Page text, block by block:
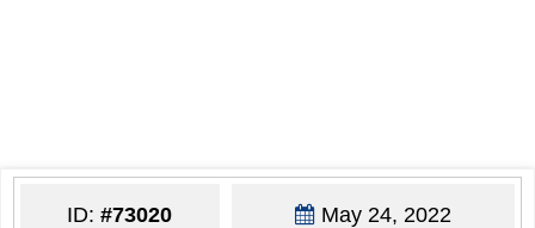
ID:#73020 May 24, 2022